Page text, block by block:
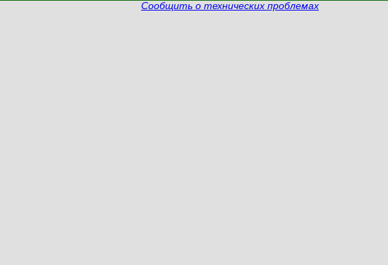
Сообщить о технических проблемах